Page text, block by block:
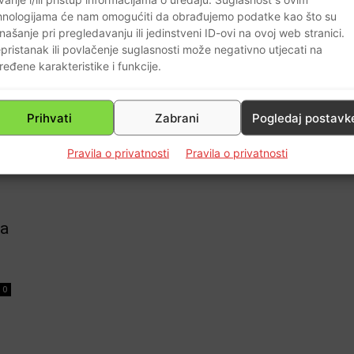
će nam omogućiti da obrađujemo podatke kao što su
pri pregledavanju ili jedinstveni ID-ovi na ovoj web stranici.
ili povlačenje suglasnosti može negativno utjecati na
karakteristike i funkcije.
Prihvati Zabrani Pogledaj
Pravila o privatnosti Pravila o privatnosti
0
dezinformacija…
Braniteljski portal 20.01.2018
0